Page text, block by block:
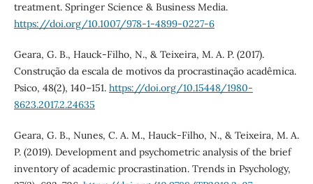
treatment. Springer Science & Business Media.
https://doi.org/10.1007/978-1-4899-0227-6
Geara, G. B., Hauck-Filho, N., & Teixeira, M. A. P. (2017).
Construção da escala de motivos da procrastinação acadêmica.
Psico, 48(2), 140–151. https://doi.org/10.15448/1980-
8623.2017.2.24635
Geara, G. B., Nunes, C. A. M., Hauck-Filho, N., & Teixeira, M. A.
P. (2019). Development and psychometric analysis of the brief
inventory of academic procrastination. Trends in Psychology,